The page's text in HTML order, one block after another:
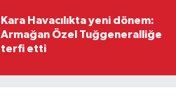
Kara Havacılıkta yeni dönem:
Armağan Özel Tuğgeneralliğe
terfi etti